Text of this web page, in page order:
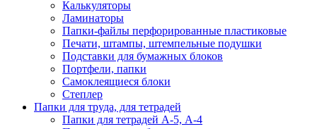
Калькуляторы
Ламинаторы
Папки-файлы перфорированные пластиковые
Печати, штампы, штемпельные подушки
Подставки для бумажных блоков
Портфели, папки
Самоклеящиеся блоки
Степлер
Папки для труда, для тетрадей
Папки для тетрадей А-5, А-4